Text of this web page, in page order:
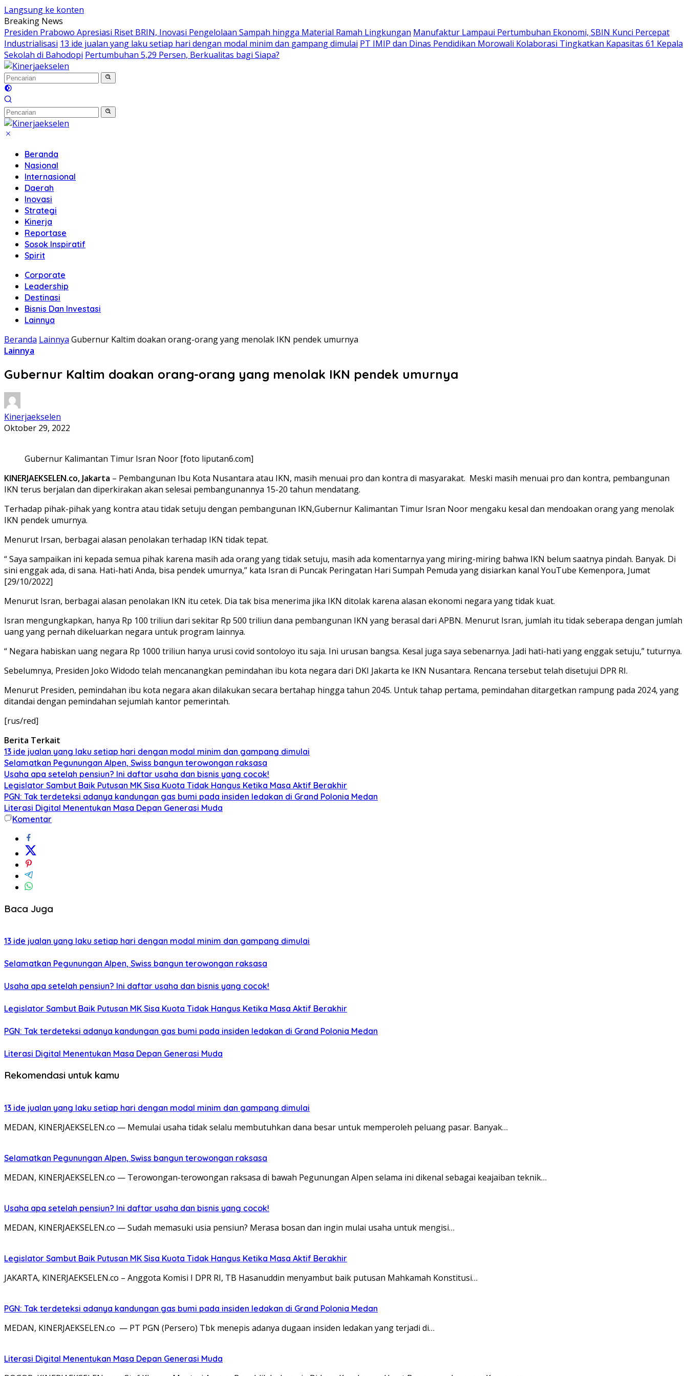
Langsung ke konten
Breaking News
Presiden Prabowo Apresiasi Riset BRIN, Inovasi Pengelolaan Sampah hingga Material Ramah Lingkungan Manufaktur Lampaui Pertumbuhan Ekonomi, SBIN Kunci Percepat
Industrialisasi 13 ide jualan yang laku setiap hari dengan modal minim dan gampang dimulai PT IMIP dan Dinas Pendidikan Morowali Kolaborasi Tingkatkan Kapasitas 61 Kepala
Sekolah di Bahodopi Pertumbuhan 5,29 Persen, Berkualitas bagi Siapa?
Beranda
Nasional
Internasional
Daerah
Inovasi
Strategi
Kinerja
Reportase
Sosok Inspiratif
Spirit
Corporate
Leadership
Destinasi
Bisnis Dan Investasi
Lainnya
Beranda Lainnya Gubernur Kaltim doakan orang-orang yang menolak IKN pendek umurnya
Lainnya
Gubernur Kaltim doakan orang-orang yang menolak IKN pendek umurnya
Kinerjaekselen
Oktober 29, 2022
Gubernur Kalimantan Timur Isran Noor [foto liputan6.com]
KINERJAEKSELEN.co, Jakarta – Pembangunan Ibu Kota Nusantara atau IKN, masih menuai pro dan kontra di masyarakat. Meski masih menuai pro dan kontra, pembangunan
IKN terus berjalan dan diperkirakan akan selesai pembangunannya 15-20 tahun mendatang.
Terhadap pihak-pihak yang kontra atau tidak setuju dengan pembangunan IKN,Gubernur Kalimantan Timur Isran Noor mengaku kesal dan mendoakan orang yang menolak
IKN pendek umurnya.
Menurut Irsan, berbagai alasan penolakan terhadap IKN tidak tepat.
“ Saya sampaikan ini kepada semua pihak karena masih ada orang yang tidak setuju, masih ada komentarnya yang miring-miring bahwa IKN belum saatnya pindah. Banyak. Di
sini enggak ada, di sana. Hati-hati Anda, bisa pendek umurnya,” kata Isran di Puncak Peringatan Hari Sumpah Pemuda yang disiarkan kanal YouTube Kemenpora, Jumat
[29/10/2022]
Menurut Isran, berbagai alasan penolakan IKN itu cetek. Dia tak bisa menerima jika IKN ditolak karena alasan ekonomi negara yang tidak kuat.
Isran mengungkapkan, hanya Rp 100 triliun dari sekitar Rp 500 triliun dana pembangunan IKN yang berasal dari APBN. Menurut Isran, jumlah itu tidak seberapa dengan jumlah
uang yang pernah dikeluarkan negara untuk program lainnya.
“ Negara habiskan uang negara Rp 1000 triliun hanya urusi covid sontoloyo itu saja. Ini urusan bangsa. Kesal juga saya sebenarnya. Jadi hati-hati yang enggak setuju,” tuturnya.
Sebelumnya, Presiden Joko Widodo telah mencanangkan pemindahan ibu kota negara dari DKI Jakarta ke IKN Nusantara. Rencana tersebut telah disetujui DPR RI.
Menurut Presiden, pemindahan ibu kota negara akan dilakukan secara bertahap hingga tahun 2045. Untuk tahap pertama, pemindahan ditargetkan rampung pada 2024, yang
ditandai dengan pemindahan sejumlah kantor pemerintah.
[rus/red]
Berita Terkait
13 ide jualan yang laku setiap hari dengan modal minim dan gampang dimulai
Selamatkan Pegunungan Alpen, Swiss bangun terowongan raksasa
Usaha apa setelah pensiun? Ini daftar usaha dan bisnis yang cocok!
Legislator Sambut Baik Putusan MK Sisa Kuota Tidak Hangus Ketika Masa Aktif Berakhir
PGN: Tak terdeteksi adanya kandungan gas bumi pada insiden ledakan di Grand Polonia Medan
Literasi Digital Menentukan Masa Depan Generasi Muda
Komentar
Baca Juga
13 ide jualan yang laku setiap hari dengan modal minim dan gampang dimulai
Selamatkan Pegunungan Alpen, Swiss bangun terowongan raksasa
Usaha apa setelah pensiun? Ini daftar usaha dan bisnis yang cocok!
Legislator Sambut Baik Putusan MK Sisa Kuota Tidak Hangus Ketika Masa Aktif Berakhir
PGN: Tak terdeteksi adanya kandungan gas bumi pada insiden ledakan di Grand Polonia Medan
Literasi Digital Menentukan Masa Depan Generasi Muda
Rekomendasi untuk kamu
13 ide jualan yang laku setiap hari dengan modal minim dan gampang dimulai
MEDAN, KINERJAEKSELEN.co — Memulai usaha tidak selalu membutuhkan dana besar untuk memperoleh peluang pasar. Banyak…
Selamatkan Pegunungan Alpen, Swiss bangun terowongan raksasa
MEDAN, KINERJAEKSELEN.co — Terowongan-terowongan raksasa di bawah Pegunungan Alpen selama ini dikenal sebagai keajaiban teknik…
Usaha apa setelah pensiun? Ini daftar usaha dan bisnis yang cocok!
MEDAN, KINERJAEKSELEN.co — Sudah memasuki usia pensiun? Merasa bosan dan ingin mulai usaha untuk mengisi…
Legislator Sambut Baik Putusan MK Sisa Kuota Tidak Hangus Ketika Masa Aktif Berakhir
JAKARTA, KINERJAEKSELEN.co – Anggota Komisi I DPR RI, TB Hasanuddin menyambut baik putusan Mahkamah Konstitusi…
PGN: Tak terdeteksi adanya kandungan gas bumi pada insiden ledakan di Grand Polonia Medan
MEDAN, KINERJAEKSELEN.co — PT PGN (Persero) Tbk menepis adanya dugaan insiden ledakan yang terjadi di…
Literasi Digital Menentukan Masa Depan Generasi Muda